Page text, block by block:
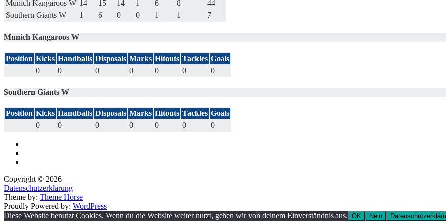
Munich Kangaroos W 14 15 14 1 6 8
44
Southern Giants W
1 6 0 0 1 1 7
Munich Kangaroos W
Position Kicks Handballs Disposals Marks Hitouts Tackles Goals
0
0 0 0 0 0 0
Southern Giants W
Position Kicks Handballs Disposals Marks Hitouts Tackles Goals
0
0 0 0 0 0 0
Copyright © 2026
Datenschutzerklärung
Theme by: Theme Horse
Proudly Powered by: WordPress
Diese Website benutzt Cookies. Wenn du die Website weiter nutzt, gehen wir von deinem Einverständnis aus. OK Nein